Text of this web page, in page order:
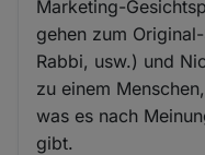
Marketing-
gehen zum
Rabbi, usw.) und
zu einem
was es nach
gibt.